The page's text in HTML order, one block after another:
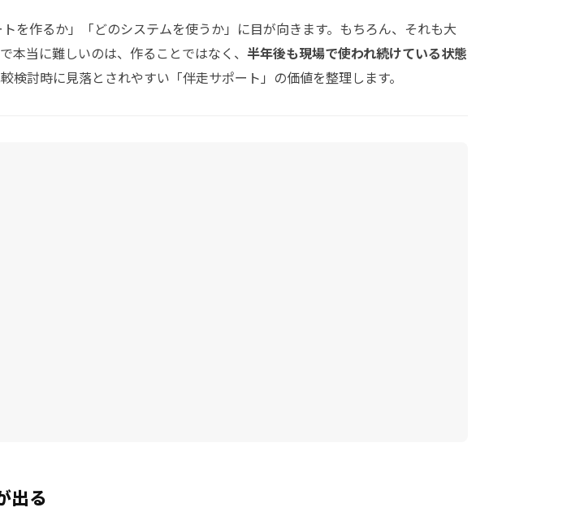
を作るか」「どのシステムを使うか」に目が向きます。もちろん、それも大
当に難しいのは、作ることではなく、 半年後も現場で使われ続けている状態
討時に見落とされやすい「伴走サポート」の価値を整理します。
出る